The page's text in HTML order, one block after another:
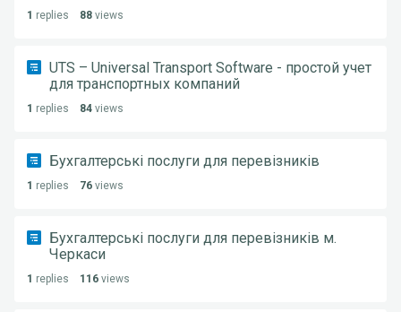
1 replies 88 views
UTS – Universal Transport Software - простой учет
для транспортных компаний
1 replies 84 views
Бухгалтерські послуги для перевізників
1 replies 76 views
Бухгалтерські послуги для перевізників м.
Черкаси
1 replies 116 views